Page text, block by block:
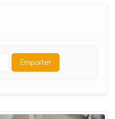
Emporter